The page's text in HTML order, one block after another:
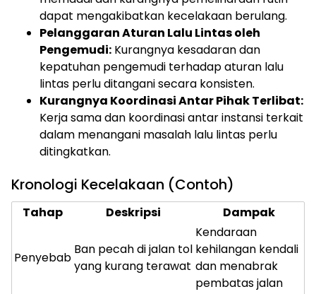
dapat mengakibatkan kecelakaan berulang.
Pelanggaran Aturan Lalu Lintas oleh
Pengemudi: Kurangnya kesadaran dan
kepatuhan pengemudi terhadap aturan lalu
lintas perlu ditangani secara konsisten.
Kurangnya Koordinasi Antar Pihak Terlibat:
Kerja sama dan koordinasi antar instansi terkait
dalam menangani masalah lalu lintas perlu
ditingkatkan.
Kronologi Kecelakaan (Contoh)
Tahap Deskripsi Dampak
Penyebab
Ban pecah di jalan tol
yang kurang terawat
Kendaraan
kehilangan kendali
dan menabrak
pembatas jalan